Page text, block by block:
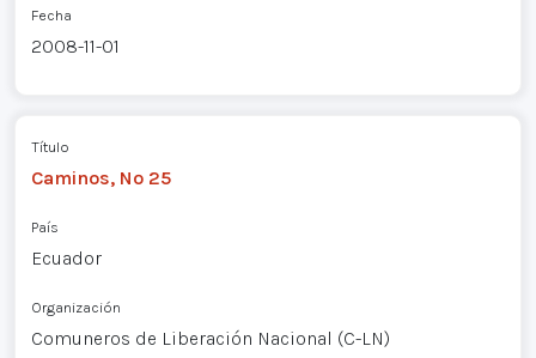
Fecha
2008-11-01
Título
Caminos, Nº 25
País
Ecuador
Organización
Comuneros de Liberación Nacional (C-LN)